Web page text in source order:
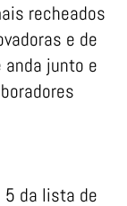
recheados
e de
junto e
5 da lista de